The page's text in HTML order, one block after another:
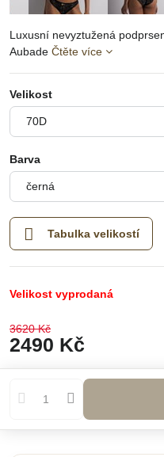
Luxusní nevyztužená
Aubade Čtěte více
Velikost
Barva
Tabulka velikostí
Velikost vyprodaná
3620 Kč
2490 Kč